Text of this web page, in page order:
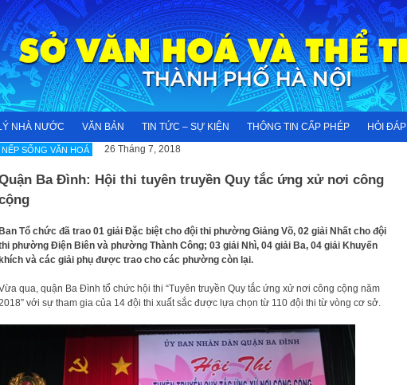
NHÀ NƯỚC VĂN BẢN TIN TỨC – SỰ KIỆN THÔNG TIN CẤP PHÉP HỎI ĐÁP
NẾP SỐNG VĂN HOÁ 26 Tháng 7, 2018
Ba Đình: Hội thi tuyên truyền Quy tắc ứng xử nơi công
Tổ chức đã trao 01 giải Đặc biệt cho đội thi phường Giảng Võ, 02 giải Nhất cho đội
phường Điện Biên và phường Thành Công; 03 giải Nhì, 04 giải Ba, 04 giải Khuyến
và các giải phụ được trao cho các phường còn lại.
qua, quận Ba Đình tổ chức hội thi “Tuyên truyền Quy tắc ứng xử nơi công cộng năm
với sự tham gia của 14 đội thi xuất sắc được lựa chọn từ 110 đội thi từ vòng cơ sở.